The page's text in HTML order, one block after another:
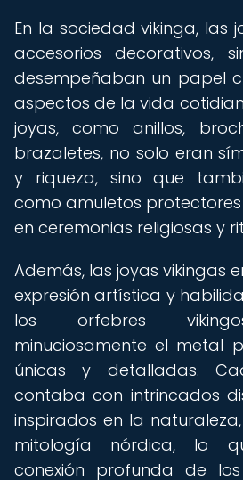
En la sociedad vikinga, las
accesorios decorativos,
desempeñaban un papel
aspectos de la vida
joyas, como anillos,
brazaletes, no solo eran
y riqueza, sino que
como amuletos
en ceremonias religiosas y
Además, las joyas vikingas
expresión artística y
los orfebres
minuciosamente el metal
únicas y detalladas.
contaba con intrincados
inspirados en la
mitología nórdica, lo
conexión profunda de